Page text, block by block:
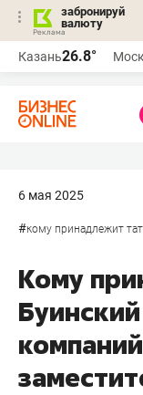
забронируй
валюту
Казань26.8°
6 мая 2025
#кому принадлежит
Кому